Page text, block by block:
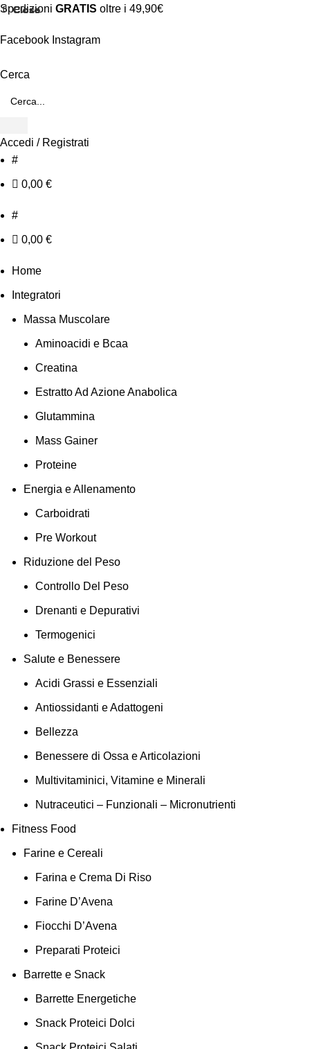
Spedizioni GRATIS oltre i 49,90€
Facebook Instagram
Cerca
Accedi / Registrati
#
0,00 €
#
0,00 €
Home
Integratori
Massa Muscolare
Aminoacidi e Bcaa
Creatina
Estratto Ad Azione Anabolica
Glutammina
Mass Gainer
Proteine
Energia e Allenamento
Carboidrati
Pre Workout
Riduzione del Peso
Controllo Del Peso
Drenanti e Depurativi
Termogenici
Salute e Benessere
Acidi Grassi e Essenziali
Antiossidanti e Adattogeni
Bellezza
Benessere di Ossa e Articolazioni
Multivitaminici, Vitamine e Minerali
Nutraceutici – Funzionali – Micronutrienti
Fitness Food
Farine e Cereali
Farina e Crema Di Riso
Farine D’Avena
Fiocchi D’Avena
Preparati Proteici
Barrette e Snack
Barrette Energetiche
Snack Proteici Dolci
Close
Close
Close
Close
Close
Close
Close
Close